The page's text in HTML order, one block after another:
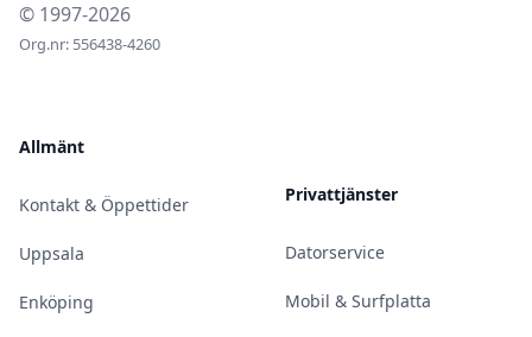
© 1997-2026
Org.nr: 556438-4260
Allmänt
Kontakt & Öppettider
Uppsala
Enköping
Privattjänster
Datorservice
Mobil & Surfplatta